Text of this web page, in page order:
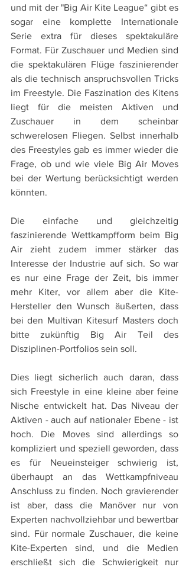
und mit der "Big Air Kite League“ gibt es
sogar eine komplette Internationale
Serie extra für dieses spektakuläre
Format. Für Zuschauer und Medien sind
die spektakulären Flüge faszinierender
als die technisch anspruchsvollen Tricks
im Freestyle. Die Faszination des Kitens
liegt für die meisten Aktiven und
Zuschauer in dem scheinbar
schwerelosen Fliegen. Selbst innerhalb
des Freestyles gab es immer wieder die
Frage, ob und wie viele Big Air Moves
bei der Wertung berücksichtigt werden
könnten.
Die einfache und gleichzeitig
faszinierende Wettkampfform beim Big
Air zieht zudem immer stärker das
Interesse der Industrie auf sich. So war
es nur eine Frage der Zeit, bis immer
mehr Kiter, vor allem aber die Kite-
Hersteller den Wunsch äußerten, dass
bei den Multivan Kitesurf Masters doch
bitte zukünftig Big Air Teil des
Disziplinen-Portfolios sein soll.
Dies liegt sicherlich auch daran, dass
sich Freestyle in eine kleine aber feine
Nische entwickelt hat. Das Niveau der
Aktiven - auch auf nationaler Ebene - ist
hoch. Die Moves sind allerdings so
kompliziert und speziell geworden, dass
es für Neueinsteiger schwierig ist,
überhaupt an das Wettkampfniveau
Anschluss zu finden. Noch gravierender
ist aber, dass die Manöver nur von
Experten nachvollziehbar und bewertbar
sind. Für normale Zuschauer, die keine
Kite-Experten sind, und die Medien
erschließt sich die Schwierigkeit nur